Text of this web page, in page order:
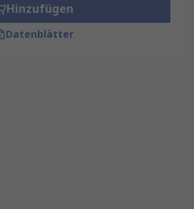
Hinzufügen
Datenblätter